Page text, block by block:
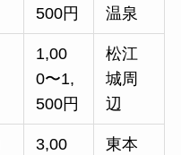
500円
温泉
1,00
0〜1,
500円
松江
城周
辺
3,00
東本